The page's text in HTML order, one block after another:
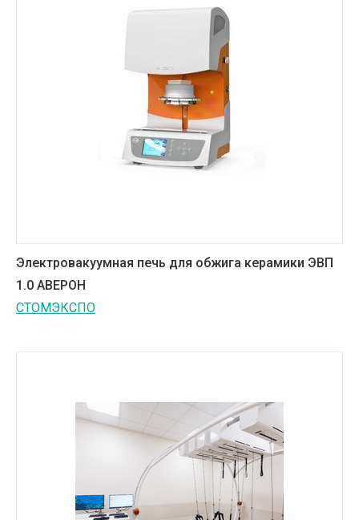
Электровакуумная печь для обжига керамики ЭВП
1.0 АВЕРОН
СТОМЭКСПО